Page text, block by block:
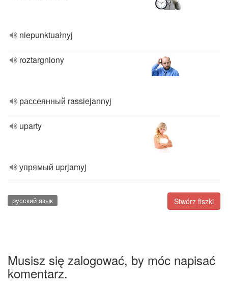
niepunktuałnyj
roztargniony
рассеянный rassiejannyj
uparty
упрямый uprjamyj
Stwórz fiszki
русский язык
Musisz się zalogować, by móc napisać
komentarz.